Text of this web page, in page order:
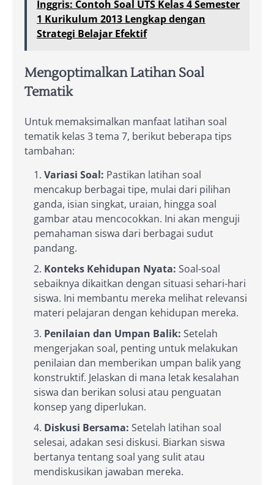
Inggris: Contoh Soal UTS Kelas 4 Semester
1 Kurikulum 2013 Lengkap dengan
Strategi Belajar Efektif
Mengoptimalkan Latihan Soal
Tematik
Untuk memaksimalkan manfaat latihan soal
tematik kelas 3 tema 7, berikut beberapa tips
tambahan:
Variasi Soal: Pastikan latihan soal
mencakup berbagai tipe, mulai dari pilihan
ganda, isian singkat, uraian, hingga soal
gambar atau mencocokkan. Ini akan menguji
pemahaman siswa dari berbagai sudut
pandang.
Konteks Kehidupan Nyata: Soal-soal
sebaiknya dikaitkan dengan situasi sehari-hari
siswa. Ini membantu mereka melihat relevansi
materi pelajaran dengan kehidupan mereka.
Penilaian dan Umpan Balik: Setelah
mengerjakan soal, penting untuk melakukan
penilaian dan memberikan umpan balik yang
konstruktif. Jelaskan di mana letak kesalahan
siswa dan berikan solusi atau penguatan
konsep yang diperlukan.
Diskusi Bersama: Setelah latihan soal
selesai, adakan sesi diskusi. Biarkan siswa
bertanya tentang soal yang sulit atau
mendiskusikan jawaban mereka.